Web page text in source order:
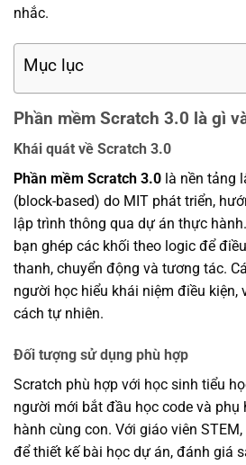
nhắc.
Mục lục
Phần mềm Scratch 3.0 là gì
Khái quát về Scratch 3.0
Phần mềm Scratch 3.0 là nền tảng
(block-based) do MIT phát triển,
lập trình thông qua dự án thực
bạn ghép các khối theo logic để
thanh, chuyển động và tương tác.
người học hiểu khái niệm điều kiện,
cách tự nhiên.
Đối tượng sử dụng phù hợp
Scratch phù hợp với học sinh tiểu
người mới bắt đầu học code và phụ
hành cùng con. Với giáo viên
để thiết kế bài học dự án, đánh giá